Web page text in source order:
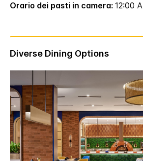
Orario dei pasti in camera: 12:00